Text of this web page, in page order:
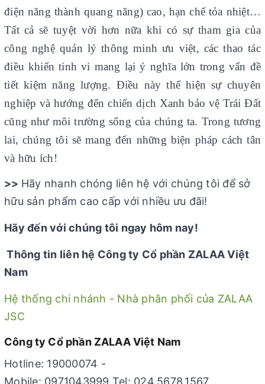
điện năng thành quang năng) cao, hạn chế tỏa nhiệt…
Tất cả sẽ tuyệt vời hơn nữa khi có sự tham gia của
công nghệ quản lý thông minh ưu việt, các thao tác
điều khiển tinh vi mang lại ý nghĩa lớn trong vấn đề
tiết kiệm năng lượng. Điều này thể hiện sự chuyên
nghiệp và hướng đến chiến dịch Xanh bảo vệ Trái Đất
cũng như môi trường sống của chúng ta. Trong tương
lai, chúng tôi sẽ mang đến những biện pháp cách tân
và hữu ích!
>> Hãy nhanh chóng liên hệ với chúng tôi để sở
hữu sản phẩm cao cấp với nhiều ưu đãi!
Hãy đến với chúng tôi ngay hôm nay!
Thông tin liên hệ Công ty Cổ phần ZALAA Việt
Nam
Hệ thống chi nhánh - Nhà phân phối của ZALAA
JSC
Công ty Cổ phần ZALAA Việt Nam
Hotline: 19000074 -
Mobile: 0971043999 Tel: 024.5678.1567